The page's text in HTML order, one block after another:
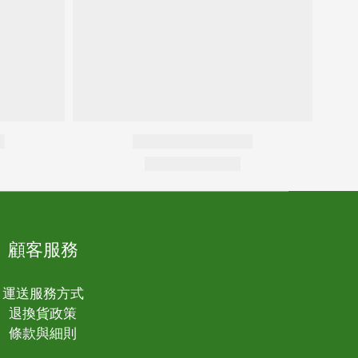
顧客服務
運送服務方式
退換貨政策
條款與細則